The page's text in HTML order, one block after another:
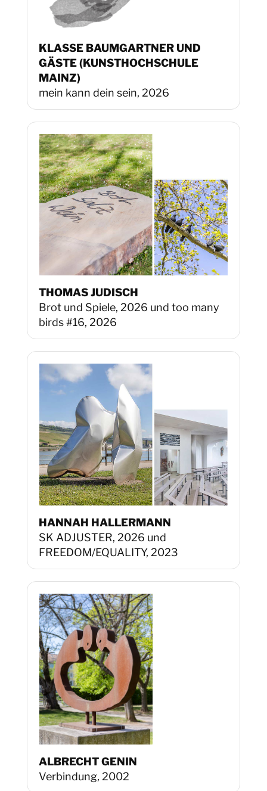
KLASSE BAUMGARTNER UND
GÄSTE (KUNSTHOCHSCHULE
MAINZ)
mein kann dein sein, 2026
THOMAS JUDISCH
Brot und Spiele, 2026 und too many
birds #16, 2026
HANNAH HALLERMANN
SK ADJUSTER, 2026 und
FREEDOM/EQUALITY, 2023
ALBRECHT GENIN
Verbindung, 2002